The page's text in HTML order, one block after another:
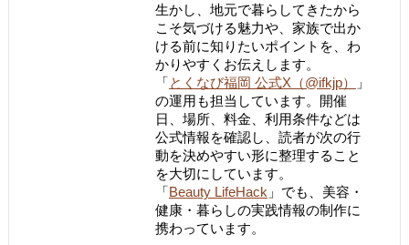
生かし、地元で暮らしてきたから
こそ気づける魅力や、家族で出か
ける前に知りたいポイントを、わ
かりやすくお伝えします。
「とくなび福岡 公式X（@ifkjp）
」
の運用も担当しています。開催
日、場所、料金、利用条件などは
公式情報を確認し、読者が次の行
動を決めやすい形に整理すること
を大切にしています。
「Beauty LifeHack 」でも、美容・
健康・暮らしの実践情報の制作に
携わっています。